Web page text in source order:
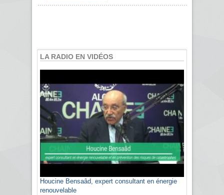
LA RADIO EN VIDÉOS
Houcine Bensaâd, expert consultant en énergie
renouvelable